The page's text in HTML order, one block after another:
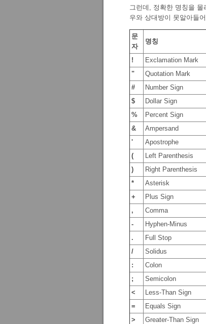
그런데, 정확한 명칭을
우와 상대방이 못알아들
문
자
명칭
!
Exclamation Mark
"
Quotation Mark
#
Number Sign
$
Dollar Sign
%
Percent Sign
&
Ampersand
'
Apostrophe
(
Left Parenthesis
)
Right Parenthesis
*
Asterisk
+
Plus Sign
,
Comma
-
Hyphen-Minus
.
Full Stop
/
Solidus
:
Colon
;
Semicolon
<
Less-Than Sign
=
Equals Sign
>
Greater-Than Sign